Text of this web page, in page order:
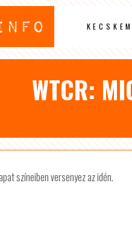
WTCR:
színeiben versenyez az idén.